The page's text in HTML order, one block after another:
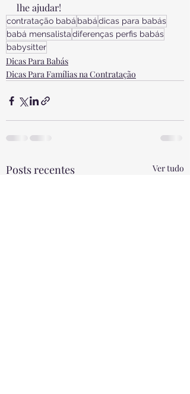
lhe ajudar!
contratação babá babádicas para babás
babá mensalistadiferenças perfis babás
babysitter
Dicas Para Babás
Dicas Para Famílias na Contratação
Posts recentes Ver tudo